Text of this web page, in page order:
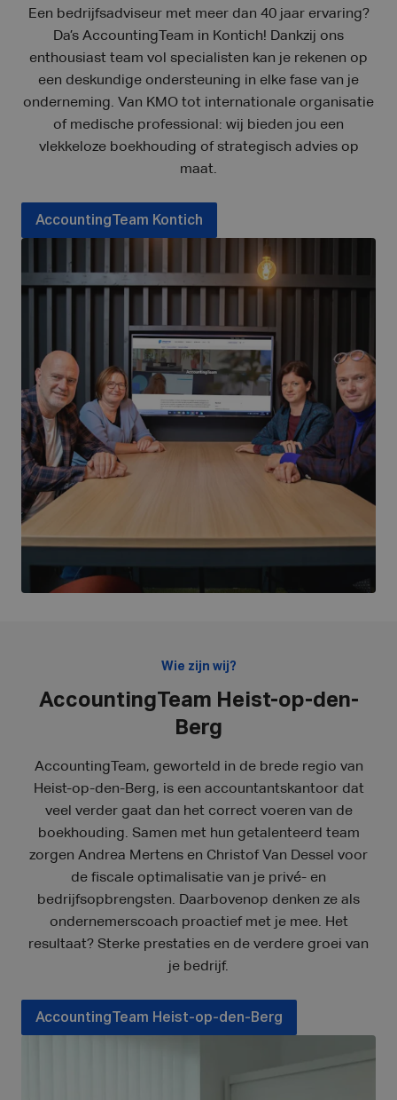
Een bedrijfsadviseur met meer dan 40 jaar ervaring?
Da’s AccountingTeam in Kontich! Dankzij ons
enthousiast team vol specialisten kan je rekenen op
een deskundige ondersteuning in elke fase van je
onderneming. Van KMO tot internationale organisatie
of medische professional: wij bieden jou een
vlekkeloze boekhouding of strategisch advies op
maat.
AccountingTeam Kontich
Wie zijn wij?
AccountingTeam Heist-op-den-
Berg
AccountingTeam, geworteld in de brede regio van
Heist-op-den-Berg, is een accountantskantoor dat
veel verder gaat dan het correct voeren van de
boekhouding. Samen met hun getalenteerd team
zorgen Andrea Mertens en Christof Van Dessel voor
de fiscale optimalisatie van je privé- en
bedrijfsopbrengsten. Daarbovenop denken ze als
ondernemerscoach proactief met je mee. Het
resultaat? Sterke prestaties en de verdere groei van
je bedrijf.
AccountingTeam Heist-op-den-Berg